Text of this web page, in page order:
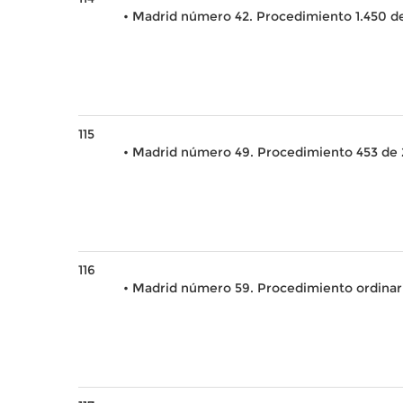
• Madrid número 42. Procedimiento 1.450
115
• Madrid número 49. Procedimiento 453 de
116
• Madrid número 59. Procedimiento